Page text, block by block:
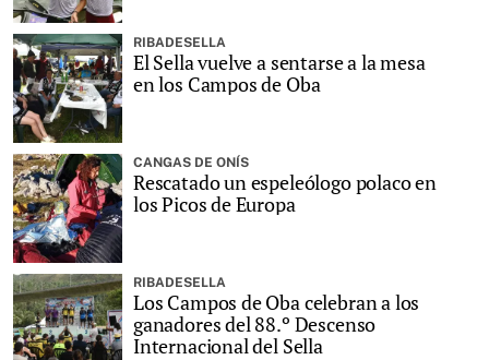
RIBADESELLA
El Sella vuelve a sentarse a la mesa
en los Campos de Oba
CANGAS DE ONÍS
Rescatado un espeleólogo polaco en
los Picos de Europa
RIBADESELLA
Los Campos de Oba celebran a los
ganadores del 88.º Descenso
Internacional del Sella